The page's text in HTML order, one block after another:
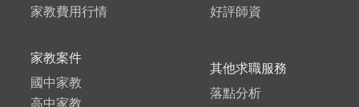
家教費用行情
好評師資
家教案件
國中家教
高中家教
其他求職服務
落點分析